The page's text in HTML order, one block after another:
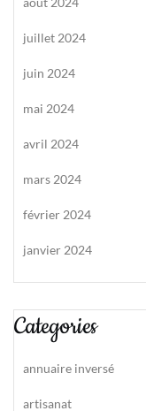
juillet 2024
juin 2024
mai 2024
avril 2024
mars 2024
février 2024
janvier 2024
Categories
annuaire inversé
artisanat